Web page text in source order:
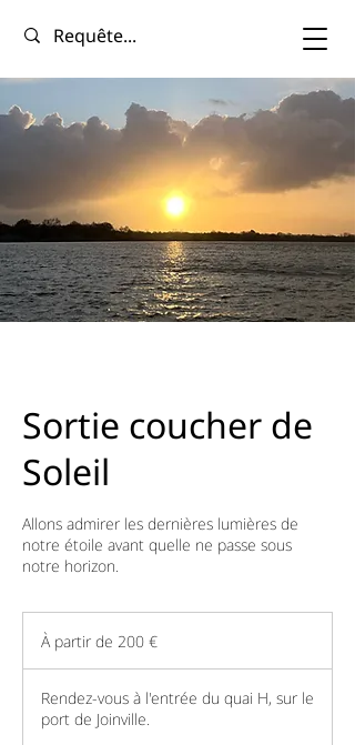
Sortie coucher de
Soleil
Allons admirer les dernières lumières de
notre étoile avant quelle ne passe sous
notre horizon.
partir
euros
À partir de 200 €
Rendez-vous à l'entrée du quai H, sur le
port de Joinville.